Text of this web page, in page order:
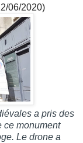
06/2020)
a pris des
ce monument
Le drone a